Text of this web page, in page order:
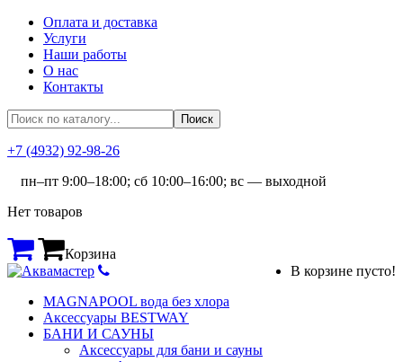
Оплата и доставка
Услуги
Наши работы
О нас
Контакты
+7 (4932) 92-98-26
пн–пт 9:00–18:00; сб 10:00–16:00; вс — выходной
Нет товаров
Корзина
В корзине пусто!
MAGNAPOOL вода без хлора
Аксессуары BESTWAY
БАНИ И САУНЫ
Аксессуары для бани и сауны